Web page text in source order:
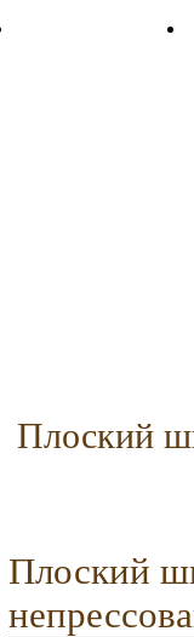
Плоский
Плоский